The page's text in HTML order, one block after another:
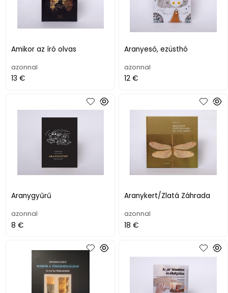
Amikor az író olvas
azonnal
13 €
Aranyeső, ezüsthó
azonnal
12 €
Aranygyűrű
azonnal
8 €
Aranykert/Zlatá Záhrada
azonnal
18 €